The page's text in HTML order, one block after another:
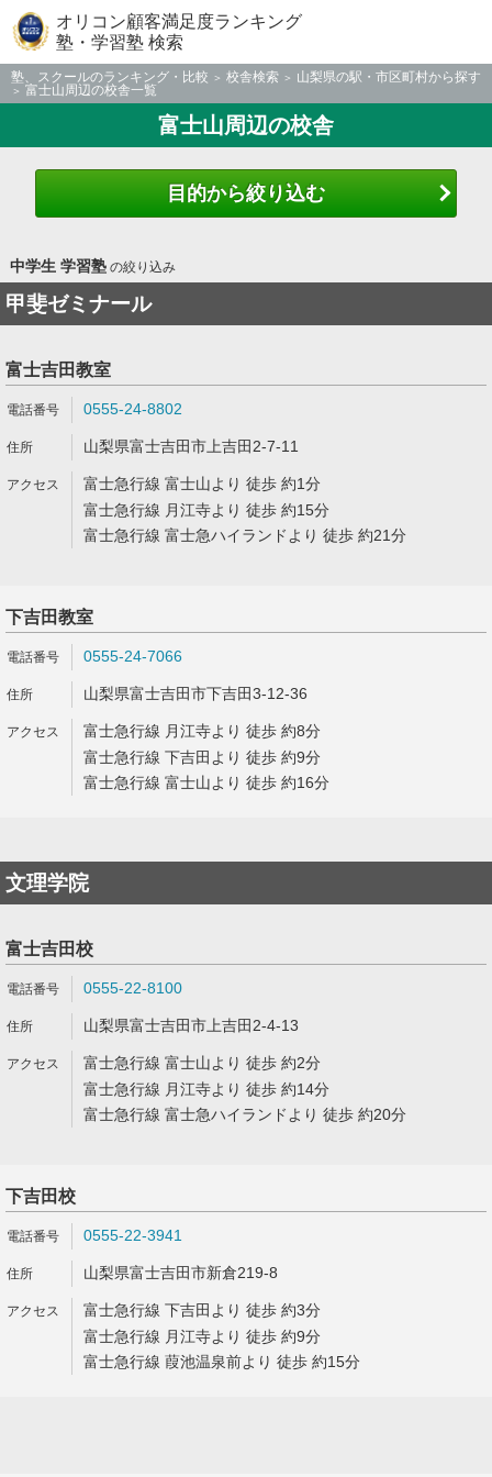
オリコン顧客満足度ランキング
塾・学習塾 検索
塾、スクールのランキング・比較 校舎検索
山梨県の駅・市区町村から探す
富士山周辺の校舎一覧
富士山周辺の校舎
目的から絞り込む
中学生 学習塾の絞り込み
甲斐ゼミナール
富士吉田教室
0555-24-8802
山梨県富士吉田市上吉田2-7-11
富士急行線 富士山より 徒歩 約1分
富士急行線 月江寺より 徒歩 約15分
富士急行線 富士急ハイランドより 徒歩 約21分
下吉田教室
0555-24-7066
山梨県富士吉田市下吉田3-12-36
富士急行線 月江寺より 徒歩 約8分
富士急行線 下吉田より 徒歩 約9分
富士急行線 富士山より 徒歩 約16分
文理学院
富士吉田校
0555-22-8100
山梨県富士吉田市上吉田2-4-13
富士急行線 富士山より 徒歩 約2分
富士急行線 月江寺より 徒歩 約14分
富士急行線 富士急ハイランドより 徒歩 約20分
下吉田校
0555-22-3941
山梨県富士吉田市新倉219-8
富士急行線 下吉田より 徒歩 約3分
富士急行線 月江寺より 徒歩 約9分
富士急行線 葭池温泉前より 徒歩 約15分